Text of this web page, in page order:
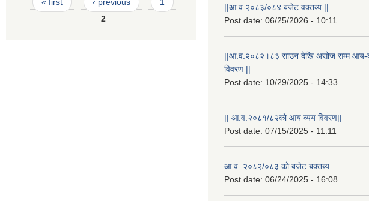
2
||आ.व.२०८३/०८४ बजेट वक्तव्य ||
Post date: 06/25/2026 - 10:11
||आ.व.२०८२।८३ साउन देखि असोज सम्म आय-
विवरण ||
Post date: 10/29/2025 - 14:33
|| आ.व.२०८१/८२को आय व्यय विवरण||
Post date: 07/15/2025 - 11:11
आ.व. २०८२/०८३ को बजेट बक्तब्य
Post date: 06/24/2025 - 16:08